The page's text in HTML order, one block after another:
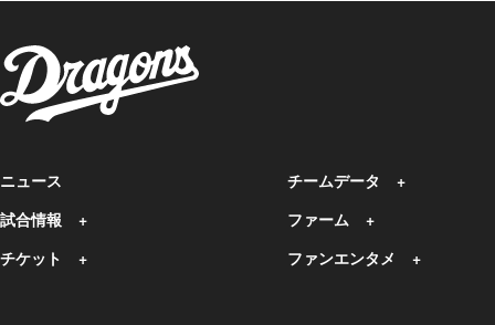
ニュース
試合情報
チケット
チームデータ
ファーム
ファンエンタメ